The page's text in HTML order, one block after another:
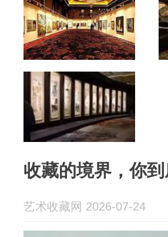
收藏的境界，你到
艺术收藏网 2026-07-24